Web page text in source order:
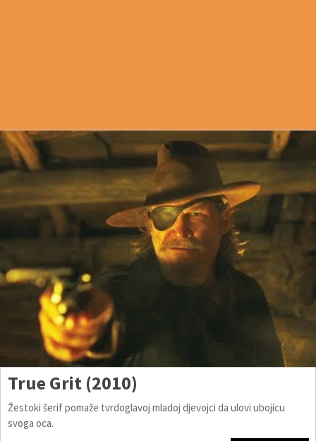
True Grit (2010)
Žestoki šerif pomaže tvrdoglavoj mladoj djevojci da ulovi ubojicu
svoga oca.